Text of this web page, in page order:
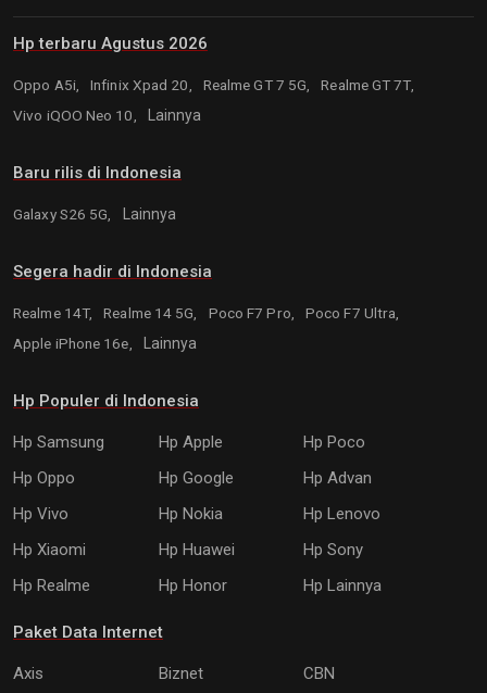
Hp terbaru Agustus 2026
Oppo A5i, Infinix Xpad 20, Realme GT 7 5G,
Realme GT 7T,
Vivo iQOO Neo 10,
Lainnya
Baru rilis di Indonesia
Galaxy S26 5G, Lainnya
Segera hadir di Indonesia
Realme 14T, Realme 14 5G, Poco F7 Pro,
Poco F7 Ultra,
Apple iPhone 16e,
Lainnya
Hp Populer di Indonesia
Hp Samsung Hp Apple
Hp Poco
Hp Oppo
Hp Google
Hp Advan
Hp Vivo
Hp Nokia
Hp Lenovo
Hp Xiaomi
Hp Huawei
Hp Sony
Hp Realme
Hp Honor Hp Lainnya
Paket Data Internet
Axis Biznet
CBN